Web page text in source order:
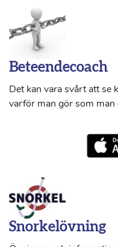
Beteendecoach
Det kan vara svårt att se
varför man gör som man
Snorkelövning